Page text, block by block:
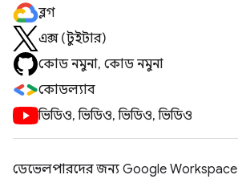
ব্লগ
এক্স (টুইটার)
কোড নমুনা, কোড নমুনা
কোডল্যাব
ভিডিও, ভিডিও, ভিডিও, ভিডিও
ডেভেলপারদের জন্য Google Workspace